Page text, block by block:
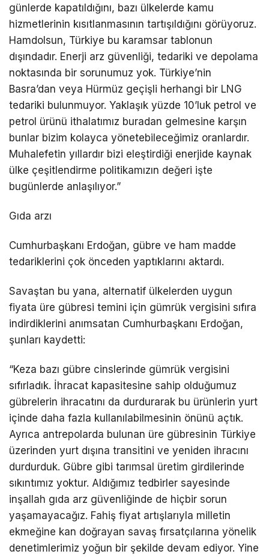
günlerde kapatıldığını, bazı ülkelerde kamu
hizmetlerinin kısıtlanmasının tartışıldığını görüyoruz.
Hamdolsun, Türkiye bu karamsar tablonun
dışındadır. Enerji arz güvenliği, tedariki ve depolama
noktasında bir sorunumuz yok. Türkiye’nin
Basra’dan veya Hürmüz geçişli herhangi bir LNG
tedariki bulunmuyor. Yaklaşık yüzde 10’luk petrol ve
petrol ürünü ithalatımız buradan gelmesine karşın
bunlar bizim kolayca yönetebileceğimiz oranlardır.
Muhalefetin yıllardır bizi eleştirdiği enerjide kaynak
ülke çeşitlendirme politikamızın değeri işte
bugünlerde anlaşılıyor.”
Gıda arzı
Cumhurbaşkanı Erdoğan, gübre ve ham madde
tedariklerini çok önceden yaptıklarını aktardı.
Savaştan bu yana, alternatif ülkelerden uygun
fiyata üre gübresi temini için gümrük vergisini sıfıra
indirdiklerini anımsatan Cumhurbaşkanı Erdoğan,
şunları kaydetti:
“Keza bazı gübre cinslerinde gümrük vergisini
sıfırladık. İhracat kapasitesine sahip olduğumuz
gübrelerin ihracatını da durdurarak bu ürünlerin yurt
içinde daha fazla kullanılabilmesinin önünü açtık.
Ayrıca antrepolarda bulunan üre gübresinin Türkiye
üzerinden yurt dışına transitini ve yeniden ihracını
durdurduk. Gübre gibi tarımsal üretim girdilerinde
sıkıntımız yoktur. Aldığımız tedbirler sayesinde
inşallah gıda arz güvenliğinde de hiçbir sorun
yaşamayacağız. Fahiş fiyat artışlarıyla milletin
ekmeğine kan doğrayan savaş fırsatçılarına yönelik
denetimlerimiz yoğun bir şekilde devam ediyor. Yine